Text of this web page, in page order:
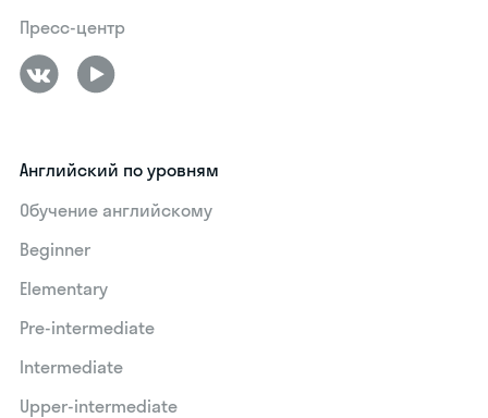
Пресс-центр
Английский по уровням
Обучение английскому
Beginner
Elementary
Pre-intermediate
Intermediate
Upper-intermediate